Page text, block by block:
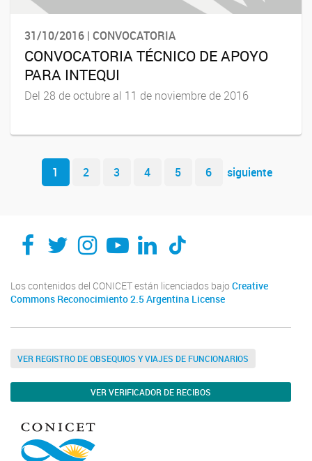
31/10/2016 | CONVOCATORIA
CONVOCATORIA TÉCNICO DE APOYO
PARA INTEQUI
Del 28 de octubre al 11 de noviembre de 2016
Navegador de artículos
1 2 3 4 5 6 siguiente
Los contenidos del CONICET están licenciados bajo Creative
Commons Reconocimiento 2.5 Argentina License
VER REGISTRO DE OBSEQUIOS Y VIAJES DE FUNCIONARIOS
VER VERIFICADOR DE RECIBOS